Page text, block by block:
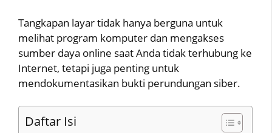
Tangkapan layar tidak hanya berguna untuk
melihat program komputer dan mengakses
sumber daya online saat Anda tidak terhubung ke
Internet, tetapi juga penting untuk
mendokumentasikan bukti perundungan siber.
Daftar Isi